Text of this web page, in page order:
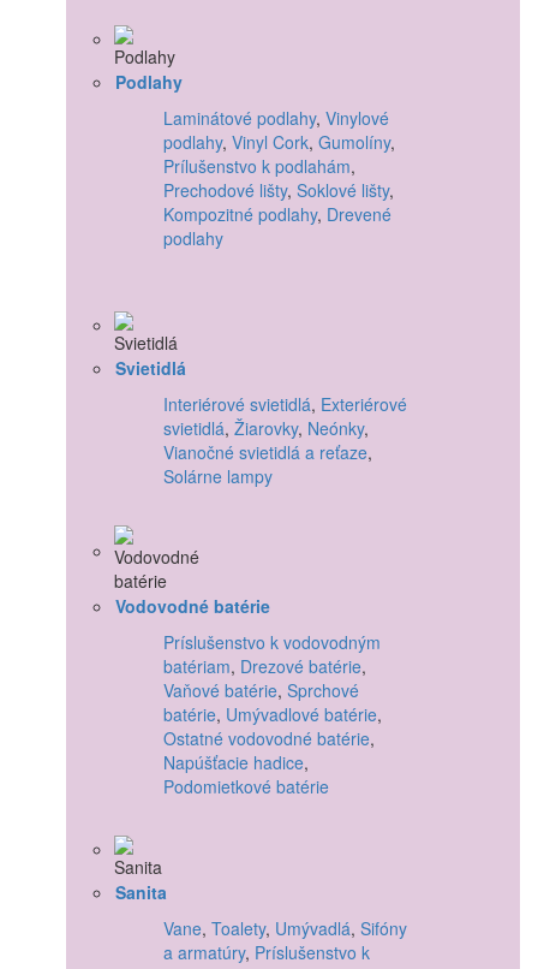
Podlahy
Laminátové podlahy, Vinylové
podlahy, Vinyl Cork, Gumolíny,
Prílušenstvo k podlahám,
Prechodové lišty, Soklové lišty,
Kompozitné podlahy, Drevené
podlahy
Svietidlá
Interiérové svietidlá, Exteriérové
svietidlá, Žiarovky, Neónky,
Vianočné svietidlá a reťaze,
Solárne lampy
Vodovodné batérie
Príslušenstvo k vodovodným
batériam, Drezové batérie,
Vaňové batérie, Sprchové
batérie, Umývadlové batérie,
Ostatné vodovodné batérie,
Napúšťacie hadice,
Podomietkové batérie
Sanita
Vane, Toalety, Umývadlá, Sifóny
a armatúry, Príslušenstvo k